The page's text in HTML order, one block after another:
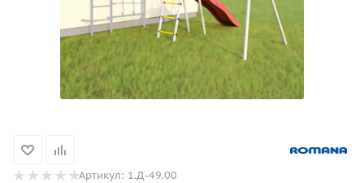
Артикул: 1.Д-49.00